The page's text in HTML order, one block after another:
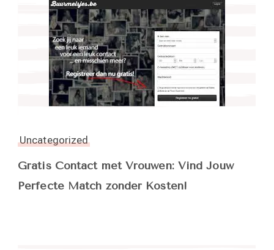
Uncategorized
Gratis Contact met Vrouwen: Vind Jouw
Perfecte Match zonder Kosten!